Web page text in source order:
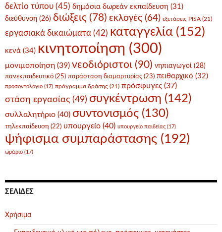
δελτίο τύπου (45) δημόσια δωρεάν εκπαίδευση (31)
διεύθυνση (26) διώξεις (78) εκλογές (64) εξετάσεις PISA (21)
εργασιακά δικαιώματα (42) καταγγελία (152)
κενά (34) κινητοποίηση (300)
μονιμοποίηση (39) νεοδιόριστοι (90) νηπιαγωγοί (28)
πανεκπαιδευτικό (25) παράσταση διαμαρτυρίας (23) πειθαρχικό (32)
προσοντολόγιο (17) πρόγραμμα δράσης (21) πρόσφυγες (37)
στάση εργασίας (49) συγκέντρωση (142)
συλλαλητήριο (40) συντονισμός (130)
τηλεκπαίδευση (22) υπουργείο (40) υπουργείο παιδείας (17)
ψήφισμα συμπαράστασης (192)
ωράριο (17)
ΣΕΛΊΔΕΣ
Χρήσιμα